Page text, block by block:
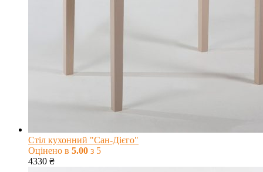
Стіл кухонний "Сан-Дієго"
Оцінено в 5.00 з 5
4330 ₴